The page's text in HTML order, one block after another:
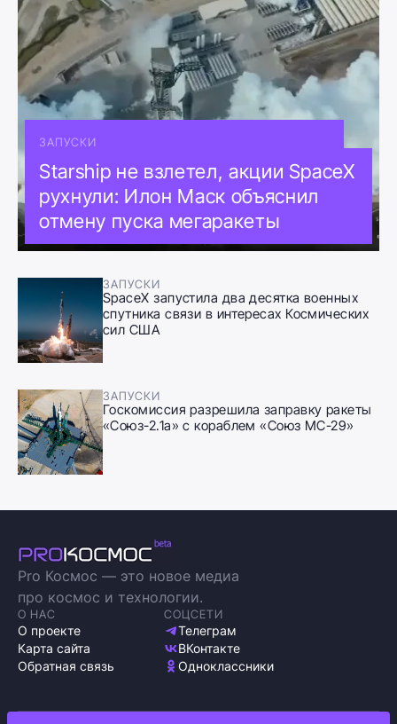
ЗАПУСКИ
Starship не взлетел, акции SpaceX
рухнули: Илон Маск объяснил
отмену пуска мегаракеты
ЗАПУСКИ
SpaceX запустила два десятка военных
спутника связи в интересах Космических
сил США
ЗАПУСКИ
Госкомиссия разрешила заправку ракеты
«Союз-2.1а» с кораблем «Союз МС-29»
Pro Космос — это новое медиа
про космос и технологии.
О НАС
О проекте
Карта сайта
Обратная связь
СОЦСЕТИ
Телеграм
ВКонтакте
Одноклассники